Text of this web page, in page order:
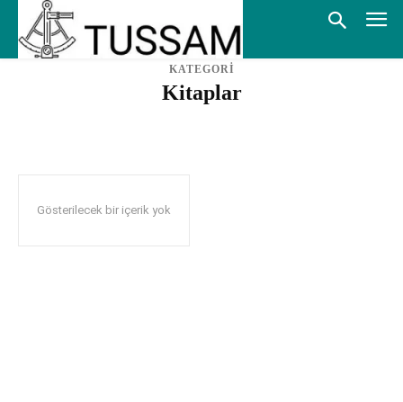
KATEGORİ
Kitaplar
Gösterilecek bir içerik yok